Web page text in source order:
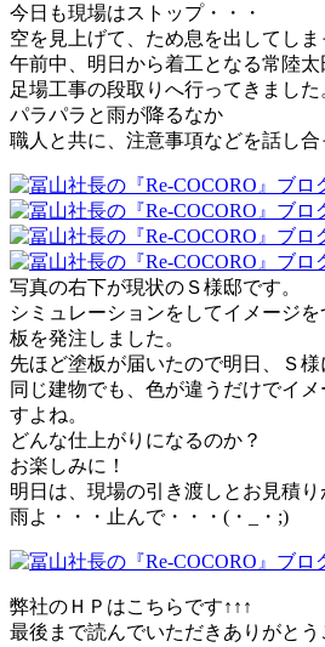
今日も現場はストップ・・・
空を見上げて、ため息を出してしま
午前中、明日から着工となる常陸
足場工事の段取りへ行ってきました
パラパラと雨が降るなか
職人と共に、注意事項などを話し合
写真の右下が現状のＳ様邸です。
シミュレーションをしてイメージ
板を発注しました。
先ほど塗板が届いたので明日、Ｓ様
同じ建物でも、色が違うだけでイ
すよね。
どんな仕上がりになるのか？
お楽しみに！
明日は、現場の引き渡しとお見積り
雨よ・・・止んで・・・(・_・;)
弊社のＨＰはこちらです↑↑↑
最後まで読んでいただきありがとう